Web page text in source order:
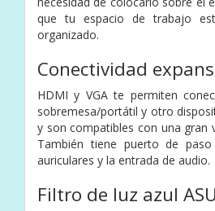
que tu espacio de trabajo
organizado.
Conectividad
HDMI y VGA te permiten
sobremesa/portátil y otro
y son compatibles con una gran
También tiene puerto de
auriculares y la entrada de audio.
Filtro de luz azul